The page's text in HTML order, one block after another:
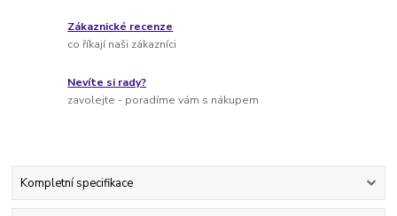
Zákaznické recenze
co říkají naši zákazníci
Nevíte si rady?
zavolejte - poradíme vám s nákupem
Kompletní specifikace